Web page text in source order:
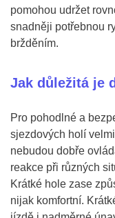
pomohou udržet
snadněji potřebnou
bržděním.
Jak důležitá je
Pro pohodlné a
sjezdových holí
nebudou dobře
reakce při různých
Krátké hole zase
nijak komfortní.